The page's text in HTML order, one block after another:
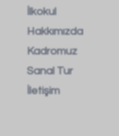
İlkokul
Hakkımızda
Kadromuz
Sanal Tur
İletişim